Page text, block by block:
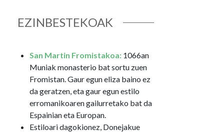
EZINBESTEKOAK
San Martin Fromistakoa: 1066an
Muniak monasterio bat sortu zuen
Fromistan. Gaur egun eliza baino ez
da geratzen, eta gaur egun estilo
erromanikoaren gailurretako bat da
Espainian eta Europan.
Estiloari dagokionez, Donejakue